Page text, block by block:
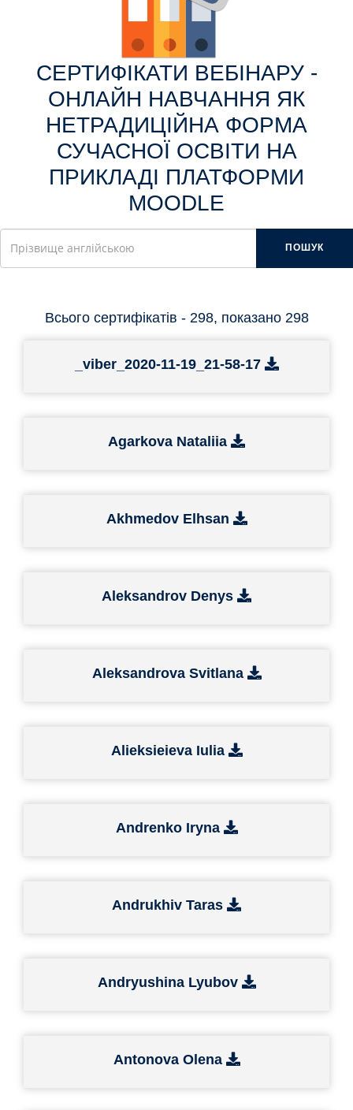
CЕРТИФІКАТИ ВЕБІНАРУ -
ОНЛАЙН НАВЧАННЯ ЯК
НЕТРАДИЦІЙНА ФОРМА
СУЧАСНОЇ ОСВІТИ НА
ПРИКЛАДІ ПЛАТФОРМИ
MOODLE
ПОШУК
Всього сертифікатів - 298, показано 298
_viber_2020-11-19_21-58-17
Agarkovа Nataliia
Akhmedov Elhsan
Aleksandrov Denys
Aleksandrova Svitlana
Alieksieieva Iulia
Andrenko Iryna
Andrukhiv Taras
Andryushina Lyubov
Antonova Olena